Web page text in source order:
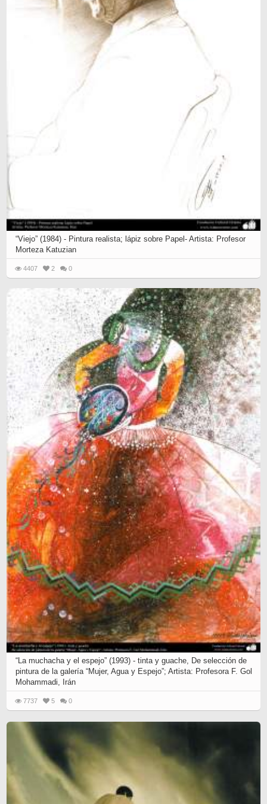
“Viejo” (1984) - Pintura realista; lápiz sobre Papel- Artista: Profesor
Morteza Katuzian
4407 2 0
“La muchacha y el espejo” (1993) - tinta y guache, De selección de
pintura de la galería “Mujer, Agua y Espejo”; Artista: Profesora F. Gol
Mohammadi, Irán
7737 5 0